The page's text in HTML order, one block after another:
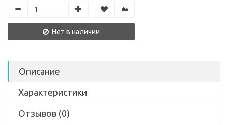
Нет в наличии
Описание
Характеристики
Отзывов (0)